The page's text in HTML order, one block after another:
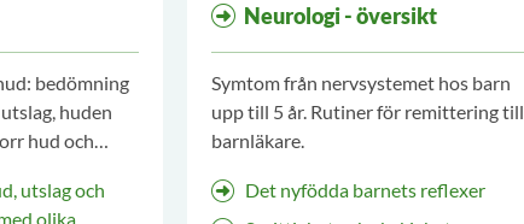
bedömning
huden
hud och
utslag och
olika
Neurologi - översikt
Symtom från nervsystemet hos barn
upp till 5 år. Rutiner för remittering till
barnläkare.
Det nyfödda barnets reflexer